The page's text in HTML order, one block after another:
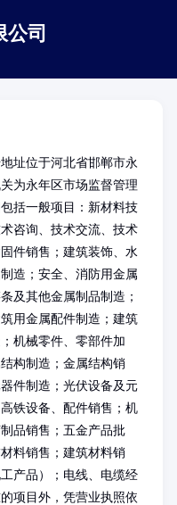
司
址位于河北省邯郸市永
为永年区市场监督管理
括一般项目：新材料技
咨询、技术交流、技术
件销售；建筑装饰、水
造；安全、消防用金属
及其他金属制品制造；
用金属配件制造；建筑
机械零件、零部件加
构制造；金属结构销
件制造；光伏设备及元
铁设备、配件销售；机
品销售；五金产品批
料销售；建筑材料销
产品）；电线、电缆经
项目外，凭营业执照依